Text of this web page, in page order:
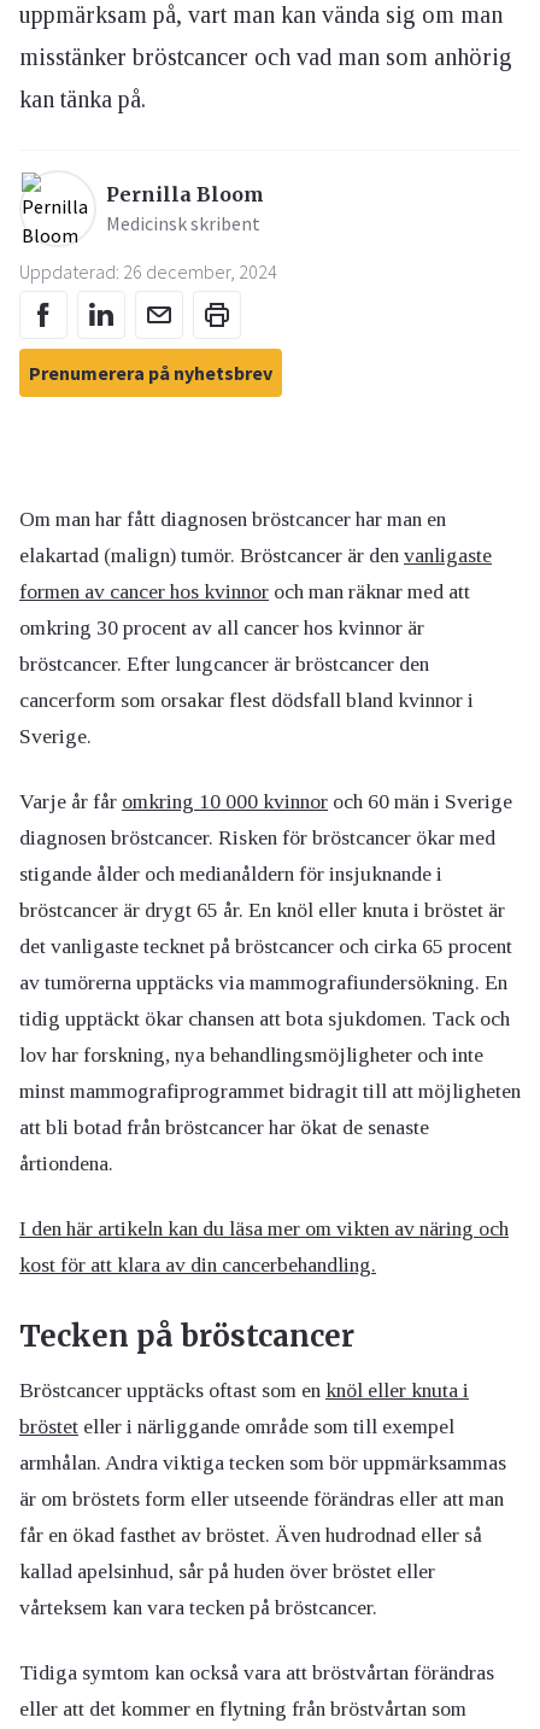
uppmärksam på, vart man kan vända sig om man
misstänker bröstcancer och vad man som anhörig
kan tänka på.
Pernilla Bloom
Medicinsk skribent
Uppdaterad: 26 december, 2024
Prenumerera på nyhetsbrev
Om man har fått diagnosen bröstcancer har man en
elakartad (malign) tumör. Bröstcancer är den vanligaste
formen av cancer hos kvinnor och man räknar med att
omkring 30 procent av all cancer hos kvinnor är
bröstcancer. Efter lungcancer är bröstcancer den
cancerform som orsakar flest dödsfall bland kvinnor i
Sverige.
Varje år får omkring 10 000 kvinnor och 60 män i Sverige
diagnosen bröstcancer. Risken för bröstcancer ökar med
stigande ålder och medianåldern för insjuknande i
bröstcancer är drygt 65 år. En knöl eller knuta i bröstet är
det vanligaste tecknet på bröstcancer och cirka 65 procent
av tumörerna upptäcks via mammografiundersökning. En
tidig upptäckt ökar chansen att bota sjukdomen. Tack och
lov har forskning, nya behandlingsmöjligheter och inte
minst mammografiprogrammet bidragit till att möjligheten
att bli botad från bröstcancer har ökat de senaste
årtiondena.
I den här artikeln kan du läsa mer om vikten av näring och
kost för att klara av din cancerbehandling.
Tecken på bröstcancer
Bröstcancer upptäcks oftast som en knöl eller knuta i
bröstet eller i närliggande område som till exempel
armhålan. Andra viktiga tecken som bör uppmärksammas
är om bröstets form eller utseende förändras eller att man
får en ökad fasthet av bröstet. Även hudrodnad eller så
kallad apelsinhud, sår på huden över bröstet eller
vårteksem kan vara tecken på bröstcancer.
Tidiga symtom kan också vara att bröstvårtan förändras
eller att det kommer en flytning från bröstvårtan som